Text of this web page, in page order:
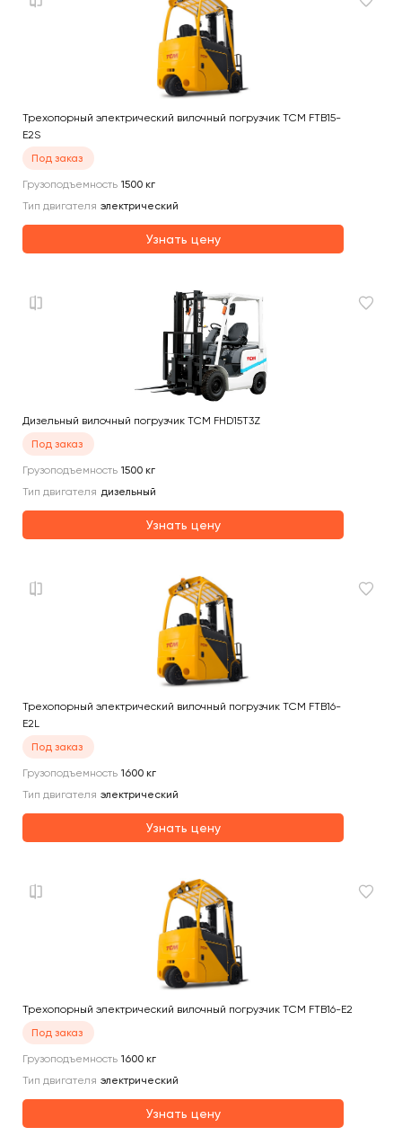
Трехопорный электрический вилочный погрузчик TCM FTB15-
E2S
Под заказ
Грузоподъемность 1500 кг
Тип двигателя электрический
Узнать цену
Дизельный вилочный погрузчик TCM FHD15T3Z
Под заказ
Грузоподъемность 1500 кг
Тип двигателя дизельный
Узнать цену
Трехопорный электрический вилочный погрузчик TCM FTB16-
E2L
Под заказ
Грузоподъемность 1600 кг
Тип двигателя электрический
Узнать цену
Трехопорный электрический вилочный погрузчик TCM FTB16-E2
Под заказ
Грузоподъемность 1600 кг
Тип двигателя электрический
Узнать цену